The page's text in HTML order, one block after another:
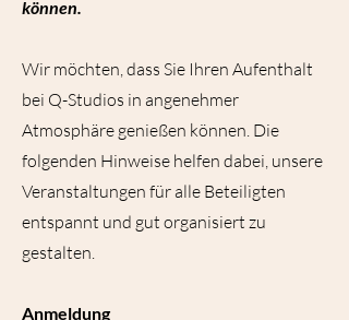
können.
Wir möchten, dass Sie Ihren Aufenthalt
bei Q-Studios in angenehmer
Atmosphäre genießen können. Die
folgenden Hinweise helfen dabei, unsere
Veranstaltungen für alle Beteiligten
entspannt und gut organisiert zu
gestalten.
Anmeldung